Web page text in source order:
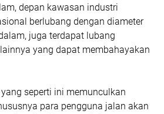
depan kawasan industri
berlubang dengan diameter
juga terdapat lubang
yang dapat membahayakan
seperti ini memunculkan
para pengguna jalan akan